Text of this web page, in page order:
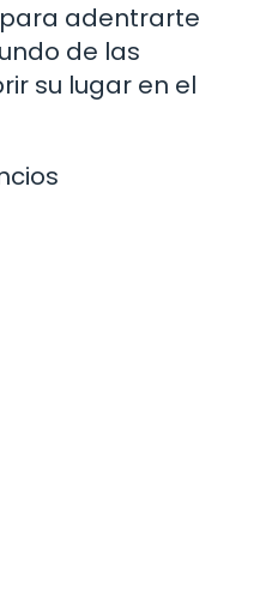
adentrarte
de las
su lugar en el